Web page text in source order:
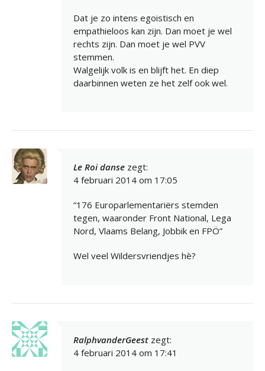
Dat je zo intens egoistisch en
empathieloos kan zijn. Dan moet je wel
rechts zijn. Dan moet je wel PVV
stemmen.
Walgelijk volk is en blijft het. En diep
daarbinnen weten ze het zelf ook wel.
Le Roi danse zegt:
4 februari 2014 om 17:05
“176 Europarlementariërs stemden
tegen, waaronder Front National, Lega
Nord, Vlaams Belang, Jobbik en FPÖ”
Wel veel Wildersvriendjes hè?
RalphvanderGeest zegt:
4 februari 2014 om 17:41